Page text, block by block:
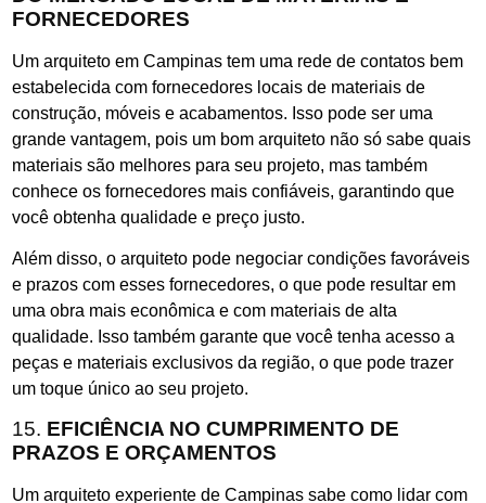
FORNECEDORES
Um arquiteto em Campinas tem uma rede de contatos bem
estabelecida com fornecedores locais de materiais de
construção, móveis e acabamentos. Isso pode ser uma
grande vantagem, pois um bom arquiteto não só sabe quais
materiais são melhores para seu projeto, mas também
conhece os fornecedores mais confiáveis, garantindo que
você obtenha qualidade e preço justo.
Além disso, o arquiteto pode negociar condições favoráveis
e prazos com esses fornecedores, o que pode resultar em
uma obra mais econômica e com materiais de alta
qualidade. Isso também garante que você tenha acesso a
peças e materiais exclusivos da região, o que pode trazer
um toque único ao seu projeto.
15. EFICIÊNCIA NO CUMPRIMENTO DE
PRAZOS E ORÇAMENTOS
Um arquiteto experiente de Campinas sabe como lidar com